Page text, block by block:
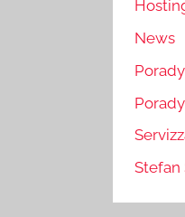
News
Stefan